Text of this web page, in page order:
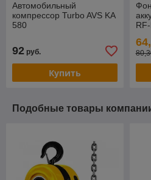
Автомобильный
компрессор Turbo AVS KA
580
92 руб.
Купить
Подобные товары